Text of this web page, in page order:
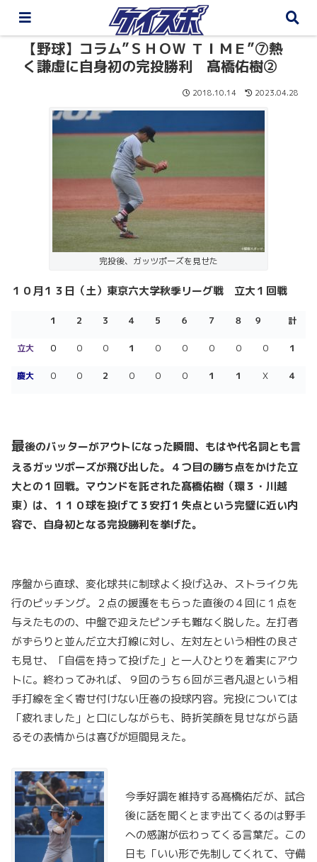
【野球】コラム”ＳＨＯＷ ＴＩＭＥ”⑦熱
く謙虚に自身初の完投勝利 髙橋佑樹②
2018.10.14 2023.04.28
完投後、ガッツポーズを見せた
１０月１３日（土）東京六大学秋季リーグ戦 立大１回戦
１ ２ ３ ４ ５ ６ ７ ８ ９ 計
立大 ０ ０ ０ １ ０ ０ ０ ０ ０ １
慶大 ０ ０ ２ ０ ０ ０ １ １ Ｘ ４
最後のバッターがアウトになった瞬間、もはや代名詞とも言
えるガッツポーズが飛び出した。４つ目の勝ち点をかけた立
大との１回戦。マウンドを託された髙橋佑樹（環３・川越
東）は、１１０球を投げて３安打１失点という完璧に近い内
容で、自身初となる完投勝利を挙げた。
序盤から直球、変化球共に制球よく投げ込み、ストライク先
行のピッチング。２点の援護をもらった直後の４回に１点を
与えたものの、中盤で迎えたピンチも難なく脱した。左打者
がずらりと並んだ立大打線に対し、左対左という相性の良さ
も見せ、「自信を持って投げた」と一人ひとりを着実にアウ
トに。終わってみれば、９回のうち６回が三者凡退という相
手打線を全く寄せ付けない圧巻の投球内容。完投については
「疲れました」と口にしながらも、時折笑顔を見せながら語
るその表情からは喜びが垣間見えた。
今季好調を維持する髙橋佑だが、試合
後に話を聞くとまず出てくるのは野手
への感謝が伝わってくる言葉だ。この
日も「いい形で先制してくれて、守備